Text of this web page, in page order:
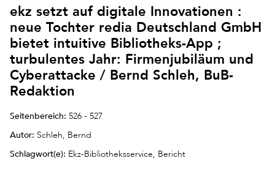
ekz setzt auf digitale Innovationen :
neue Tochter redia Deutschland GmbH
bietet intuitive Bibliotheks-App ;
turbulentes Jahr: Firmenjubiläum und
Cyberattacke / Bernd Schleh, BuB-
Redaktion
Seitenbereich: 526 - 527
Autor: Schleh, Bernd
Schlagwort(e): Ekz-Bibliotheksservice, Bericht